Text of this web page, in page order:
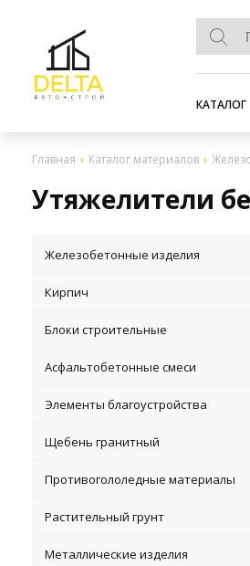
КАТАЛОГ
Главная Каталог материалов
Утяжелители
Железобетонные изделия
Кирпич
Блоки строительные
Асфальтобетонные смеси
Элементы благоустройства
Щебень гранитный
Противогололедные материалы
Растительный грунт
Металлические изделия